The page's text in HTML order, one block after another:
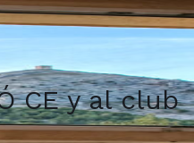
CE y al club